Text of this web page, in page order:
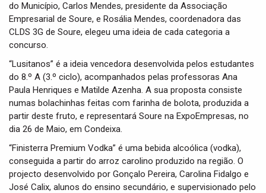
do Município, Carlos Mendes, presidente da Associação
Empresarial de Soure, e Rosália Mendes, coordenadora das
CLDS 3G de Soure, elegeu uma ideia de cada categoria a
concurso.
“Lusitanos” é a ideia vencedora desenvolvida pelos estudantes
do 8.º A (3.º ciclo), acompanhados pelas professoras Ana
Paula Henriques e Matilde Azenha. A sua proposta consiste
numas bolachinhas feitas com farinha de bolota, produzida a
partir deste fruto, e representará Soure na ExpoEmpresas, no
dia 26 de Maio, em Condeixa.
“Finisterra Premium Vodka” é uma bebida alcoólica (vodka),
conseguida a partir do arroz carolino produzido na região. O
projecto desenvolvido por Gonçalo Pereira, Carolina Fidalgo e
José Calix, alunos do ensino secundário, e supervisionado pelo